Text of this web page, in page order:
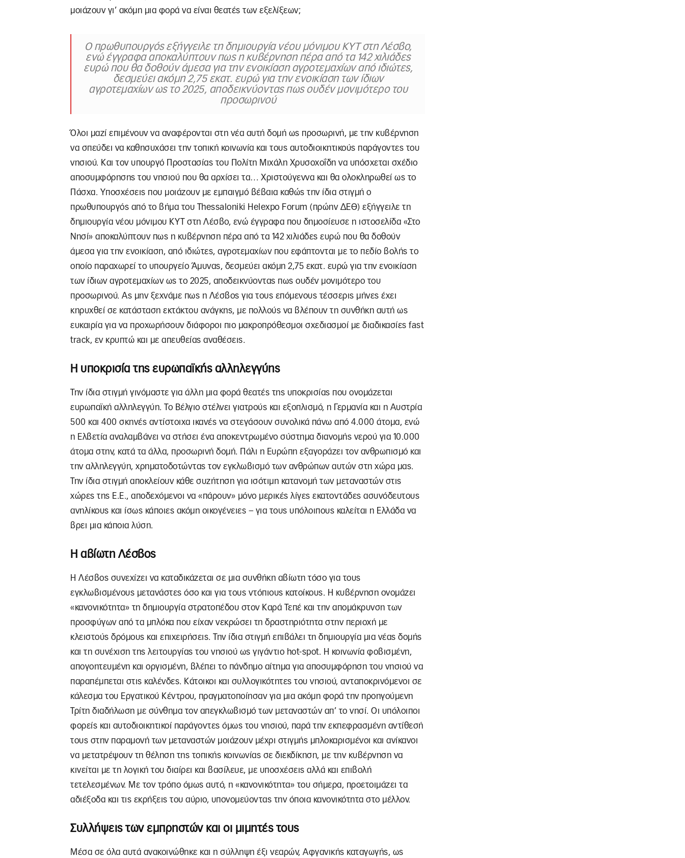
μοιάζουν γι’ ακόμη μια φορά να είναι θεατές των εξελίξεων;
Ο πρωθυπουργός εξήγγειλε τη δημιουργία νέου μόνιμου ΚΥΤ στη Λέσβο,
ενώ έγγραφα αποκαλύπτουν πως η κυβέρνηση πέρα από τα 142 χιλιάδες
ευρώ που θα δοθούν άμεσα για την ενοικίαση αγροτεμαχίων από ιδιώτες,
δεσμεύει ακόμη 2,75 εκατ. ευρώ για την ενοικίαση των ίδιων
αγροτεμαχίων ως το 2025, αποδεικνύοντας πως ουδέν μονιμότερο του
προσωρινού
Όλοι μαζί επιμένουν να αναφέρονται στη νέα αυτή δομή ως προσωρινή, με την κυβέρνηση
να σπεύδει να καθησυχάσει την τοπική κοινωνία και τους αυτοδιοικητικούς παράγοντες του
νησιού. Και τον υπουργό Προστασίας του Πολίτη Μιχάλη Χρυσοχοΐδη να υπόσχεται σχέδιο
αποσυμφόρησης του νησιού που θα αρχίσει τα… Χριστούγεννα και θα ολοκληρωθεί ως το
Πάσχα. Υποσχέσεις που μοιάζουν με εμπαιγμό βέβαια καθώς την ίδια στιγμή ο
πρωθυπουργός από το βήμα του Thessaloniki Helexpo Forum (πρώην ΔΕΘ) εξήγγειλε τη
δημιουργία νέου μόνιμου ΚΥΤ στη Λέσβο, ενώ έγγραφα που δημοσίευσε η ιστοσελίδα «Στο
Νησί» αποκαλύπτουν πως η κυβέρνηση πέρα από τα 142 χιλιάδες ευρώ που θα δοθούν
άμεσα για την ενοικίαση, από ιδιώτες, αγροτεμαχίων που εφάπτονται με το πεδίο βολής το
οποίο παραχωρεί το υπουργείο Άμυνας, δεσμεύει ακόμη 2,75 εκατ. ευρώ για την ενοικίαση
των ίδιων αγροτεμαχίων ως το 2025, αποδεικνύοντας πως ουδέν μονιμότερο του
προσωρινού. Ας μην ξεχνάμε πως η Λέσβος για τους επόμενους τέσσερις μήνες έχει
κηρυχθεί σε κατάσταση εκτάκτου ανάγκης, με πολλούς να βλέπουν τη συνθήκη αυτή ως
ευκαιρία για να προχωρήσουν διάφοροι πιο μακροπρόθεσμοι σχεδιασμοί με διαδικασίες fast
track, εν κρυπτώ και με απευθείας αναθέσεις.
Η υποκρισία της ευρωπαϊκής αλληλεγγύης
Την ίδια στιγμή γινόμαστε για άλλη μια φορά θεατές της υποκρισίας που ονομάζεται
ευρωπαϊκή αλληλεγγύη. Το Βέλγιο στέλνει γιατρούς και εξοπλισμό, η Γερμανία και η Αυστρία
500 και 400 σκηνές αντίστοιχα ικανές να στεγάσουν συνολικά πάνω από 4.000 άτομα, ενώ
η Ελβετία αναλαμβάνει να στήσει ένα αποκεντρωμένο σύστημα διανομής νερού για 10.000
άτομα στην, κατά τα άλλα, προσωρινή δομή. Πάλι η Ευρώπη εξαγοράζει τον ανθρωπισμό και
την αλληλεγγύη, χρηματοδοτώντας τον εγκλωβισμό των ανθρώπων αυτών στη χώρα μας.
Την ίδια στιγμή αποκλείουν κάθε συζήτηση για ισότιμη κατανομή των μεταναστών στις
χώρες της Ε.Ε., αποδεχόμενοι να «πάρουν» μόνο μερικές λίγες εκατοντάδες ασυνόδευτους
ανηλίκους και ίσως κάποιες ακόμη οικογένειες – για τους υπόλοιπους καλείται η Ελλάδα να
βρει μια κάποια λύση.
Η αβίωτη Λέσβος
Η Λέσβος συνεχίζει να καταδικάζεται σε μια συνθήκη αβίωτη τόσο για τους
εγκλωβισμένους μετανάστες όσο και για τους ντόπιους κατοίκους. Η κυβέρνηση ονομάζει
«κανονικότητα» τη δημιουργία στρατοπέδου στον Καρά Τεπέ και την απομάκρυνση των
προσφύγων από τα μπλόκα που είχαν νεκρώσει τη δραστηριότητα στην περιοχή με
κλειστούς δρόμους και επιχειρήσεις. Την ίδια στιγμή επιβάλει τη δημιουργία μια νέας δομής
και τη συνέχιση της λειτουργίας του νησιού ως γιγάντιο hot-spot. Η κοινωνία φοβισμένη,
απογοητευμένη και οργισμένη, βλέπει το πάνδημο αίτημα για αποσυμφόρηση του νησιού να
παραπέμπεται στις καλένδες. Κάτοικοι και συλλογικότητες του νησιού, ανταποκρινόμενοι σε
κάλεσμα του Εργατικού Κέντρου, πραγματοποίησαν για μια ακόμη φορά την προηγούμενη
Τρίτη διαδήλωση με σύνθημα τον απεγκλωβισμό των μεταναστών απ’ το νησί. Οι υπόλοιποι
φορείς και αυτοδιοικητικοί παράγοντες όμως του νησιού, παρά την εκπεφρασμένη αντίθεσή
τους στην παραμονή των μεταναστών μοιάζουν μέχρι στιγμής μπλοκαρισμένοι και ανίκανοι
να μετατρέψουν τη θέληση της τοπικής κοινωνίας σε διεκδίκηση, με την κυβέρνηση να
κινείται με τη λογική του διαίρει και βασίλευε, με υποσχέσεις αλλά και επιβολή
τετελεσμένων. Με τον τρόπο όμως αυτό, η «κανονικότητα» του σήμερα, προετοιμάζει τα
αδιέξοδα και τις εκρήξεις του αύριο, υπονομεύοντας την όποια κανονικότητα στο μέλλον.
Συλλήψεις των εμπρηστών και οι μιμητές τους
Μέσα σε όλα αυτά ανακοινώθηκε και η σύλληψη έξι νεαρών, Αφγανικής καταγωγής, ως